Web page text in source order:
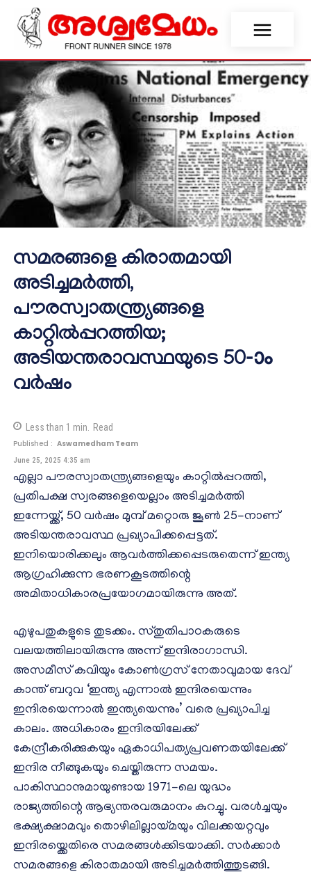
സമരങ്ങളെ കിരാതമായി
അടിച്ചമർത്തി,
പൗരസ്വാതന്ത്ര്യങ്ങളെ
കാറ്റിൽപ്പറത്തിയ;
അടിയന്തരാവസ്ഥയുടെ 50-ാം
വർഷം
Less than 1 min. Read
Published : Aswamedham Team
June 25, 2025 4:35 am
എല്ലാ പൗരസ്വാതന്ത്ര്യങ്ങളെയും കാറ്റിൽപ്പറത്തി,
പ്രതിപക്ഷ സ്വരങ്ങളെയെല്ലാം അടിച്ചമർത്തി
ഇന്നേയ്ക്ക്, 50 വർഷം മുമ്പ് മറ്റൊരു ജൂൺ 25-നാണ്
അടിയന്തരാവസ്ഥ പ്രഖ്യാപിക്കപ്പെട്ടത്.
ഇനിയൊരിക്കലും ആവർത്തിക്കപ്പെടരുതെന്ന് ഇന്ത്യ
ആഗ്രഹിക്കുന്ന ഭരണകൂടത്തിന്റെ
അമിതാധികാരപ്രയോഗമായിരുന്നു അത്.
എഴുപതുകളുടെ തുടക്കം. സ്തുതിപാഠകരുടെ
വലയത്തിലായിരുന്നു അന്ന് ഇന്ദിരാഗാന്ധി.
അസമീസ് കവിയും കോൺഗ്രസ് നേതാവുമായ ദേവ്
കാന്ത് ബറുവ ‘ഇന്ത്യ എന്നാൽ ഇന്ദിരയെന്നും
ഇന്ദിരയെന്നാൽ ഇന്ത്യയെന്നും’ വരെ പ്രഖ്യാപിച്ച
കാലം. അധികാരം ഇന്ദിരയിലേക്ക്
കേന്ദ്രീകരിക്കുകയും ഏകാധിപത്യപ്രവണതയിലേക്ക്
ഇന്ദിര നീങ്ങുകയും ചെയ്തിരുന്ന സമയം.
പാകിസ്ഥാനുമായുണ്ടായ 1971-ലെ യുദ്ധം
രാജ്യത്തിന്റെ ആഭ്യന്തരവരുമാനം കുറച്ചു. വരൾച്ചയും
ഭക്ഷ്യക്ഷാമവും തൊഴിലില്ലായ്മയും വിലക്കയറ്റവും
ഇന്ദിരയ്ക്കെതിരെ സമരങ്ങൾക്കിടയാക്കി. സർക്കാർ
സമരങ്ങളെ കിരാതമായി അടിച്ചമർത്തിത്തുടങ്ങി.